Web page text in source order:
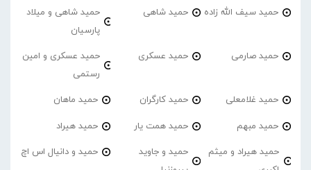
حمید سیف الله زاده حمید شاهی
حمید شاهی و میلاد
پارسیان
حمید صارمی حمید عسکری
حمید عسکری و امین
رستمی
حمید غلامعلی حمید کارگران حمید ماهان
حمید مبهم حمید همت یار حمید هیراد
حمید هیراد و میثم
حمید و جاوید
حمید و دانیال اس اچ